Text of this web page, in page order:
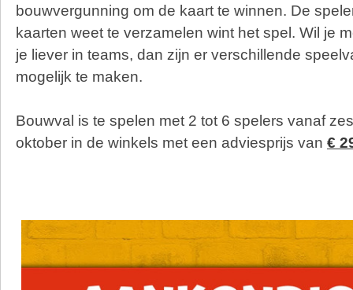
bouwvergunning om de kaart te winnen. De
kaarten weet te verzamelen wint het spel. Wil je
je liever in teams, dan zijn er verschillende
mogelijk te maken.
Bouwval is te spelen met 2 tot 6 spelers vanaf
oktober in de winkels met een adviesprijs van €